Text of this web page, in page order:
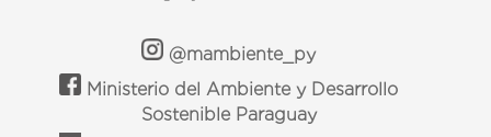
@mambiente_py
Ministerio del Ambiente y Desarrollo
Sostenible Paraguay